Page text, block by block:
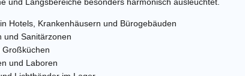
Hotels, Krankenhäusern und Bürogebäuden
und Sanitärzonen
Großküchen
und Laboren